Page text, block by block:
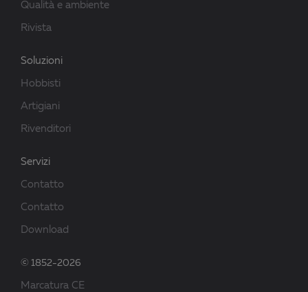
Qualità e ambiente
Rivista
Soluzioni
Hobbisti
Artigiani
Rivenditori
Servizi
Contatto
Contatto
Download
© 1852-2026
Marcatura CE